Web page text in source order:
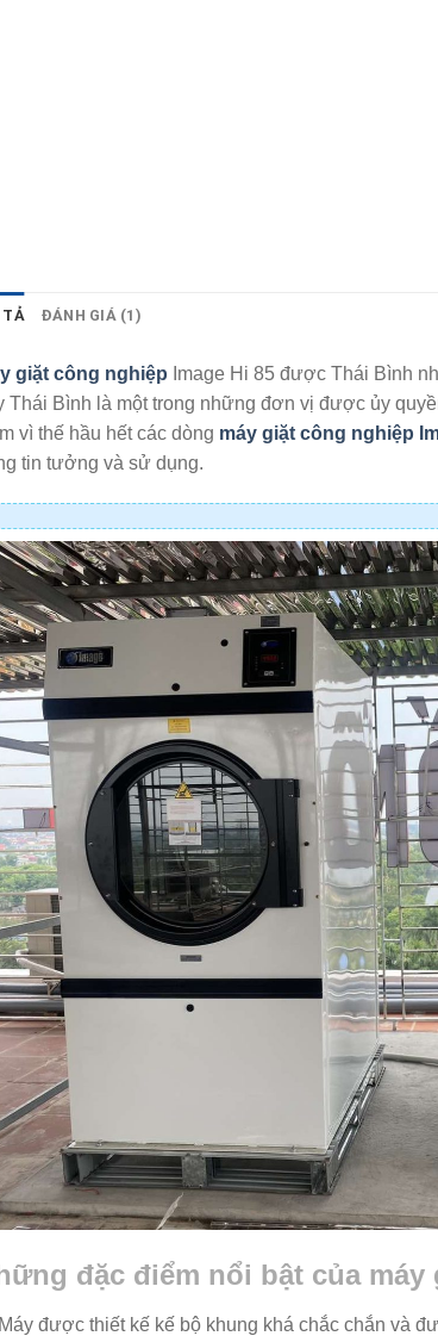
TẢ ĐÁNH GIÁ (1)
giặt công nghiệp Image Hi 85 được Thái Bình
Thái Bình là một trong những đơn vị được ủy
vì thế hầu hết các dòng máy giặt công nghiệp
tin tưởng và sử dụng.
đặc điểm nổi bật của
Máy được thiết kế kế bộ khung khá chắc chắn và